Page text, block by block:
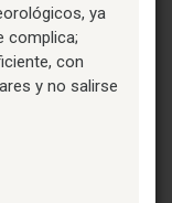
ya
complica;
con
y no salirse